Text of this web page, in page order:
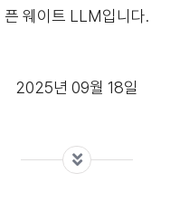
픈 웨이트 LLM입니다.
2025년 09월 18일